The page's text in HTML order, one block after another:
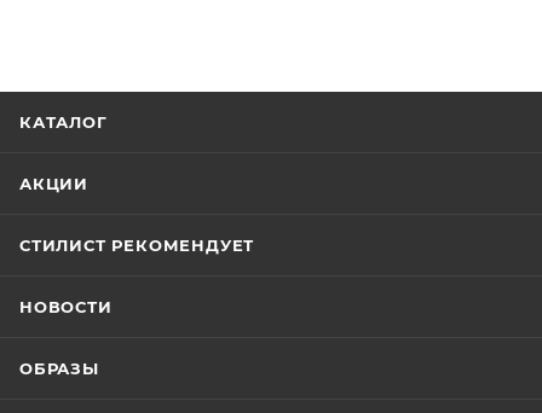
КАТАЛОГ
АКЦИИ
СТИЛИСТ РЕКОМЕНДУЕТ
НОВОСТИ
ОБРАЗЫ